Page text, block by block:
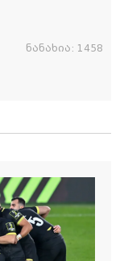
ნანახია: 1458